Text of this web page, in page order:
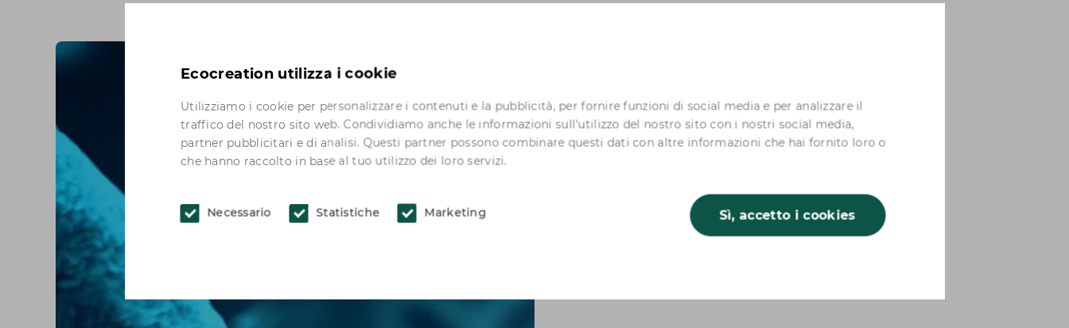
Ecocreation utilizza i cookie
Utilizziamo i cookie per personalizzare i contenuti e la pubblicità, per fornire funzioni di social media e per analizzare il
traffico del nostro sito web. Condividiamo anche le informazioni sull'utilizzo del nostro sito con i nostri social media,
partner pubblicitari e di analisi. Questi partner possono combinare questi dati con altre informazioni che hai fornito loro o
che hanno raccolto in base al tuo utilizzo dei loro servizi.
Necessario Statistiche Marketing Sì, accetto i cookies